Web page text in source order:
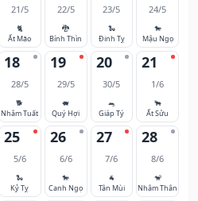
21/5
🐈
Ất Mão
22/5
🐉
Bính Thìn
23/5
🐍
Đinh Tỵ
24/5
🐎
Mậu Ngọ
18
28/5
🐕
Nhâm Tuất
19
29/5
🐖
Quý Hợi
20
30/5
🐀
Giáp Tý
21
1/6
🐂
Ất Sửu
25
5/6
🐍
Kỷ Tỵ
26
6/6
🐎
Canh Ngọ
27
7/6
🐐
Tân Mùi
28
8/6
🐒
Nhâm Thân